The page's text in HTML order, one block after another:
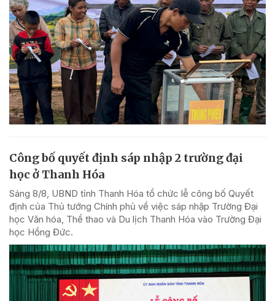
Công bố quyết định sáp nhập 2 trường đại
học ở Thanh Hóa
Sáng 8/8, UBND tỉnh Thanh Hóa tổ chức lễ công bố Quyết
định của Thủ tướng Chính phủ về việc sáp nhập Trường Đại
học Văn hóa, Thể thao và Du lịch Thanh Hóa vào Trường Đại
học Hồng Đức.